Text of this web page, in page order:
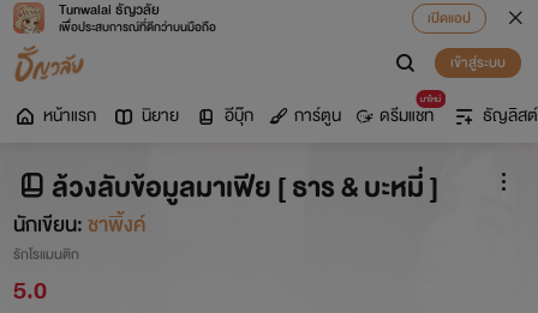
Tunwalai ธัญวลัย
เพื่อประสบการณ์ที่ดีกว่าบนมือถือ
เปิดแอป
เข้าสู่ระบบ
หน้าแรก นิยาย อีบุ๊ก การ์ตูน
มาใหม่
ดรีมแชท ธัญลิสต์
ล้วงลับข้อมูลมาเฟีย [ ธาร & บะหมี่ ]
นักเขียน:ชาพิ้งค์
รักโรแมนติก
5.0